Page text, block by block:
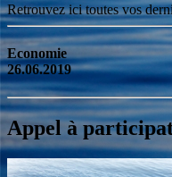
Retrouvez ici toutes vos
Economie
26.06.2019
Appel à